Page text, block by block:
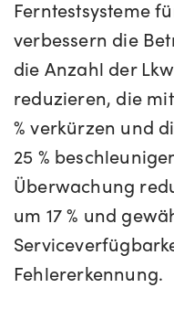
Ferntestsysteme
verbessern die
die Anzahl der
reduzieren, die
% verkürzen und
25 %
Überwachung
um 17 % und
Fehlererkennung.